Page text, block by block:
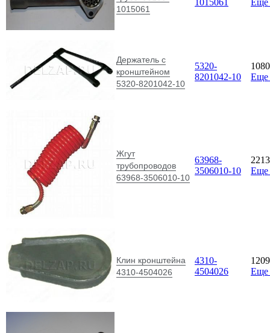
1015061
Держатель с
кронштейном
5320-8201042-10
5320-
8201042-10
Еще
Жгут
трубопроводов
63968-3506010-10
63968-
3506010-10
Еще
Клин кронштейна
4310-4504026
4310-
4504026
Еще